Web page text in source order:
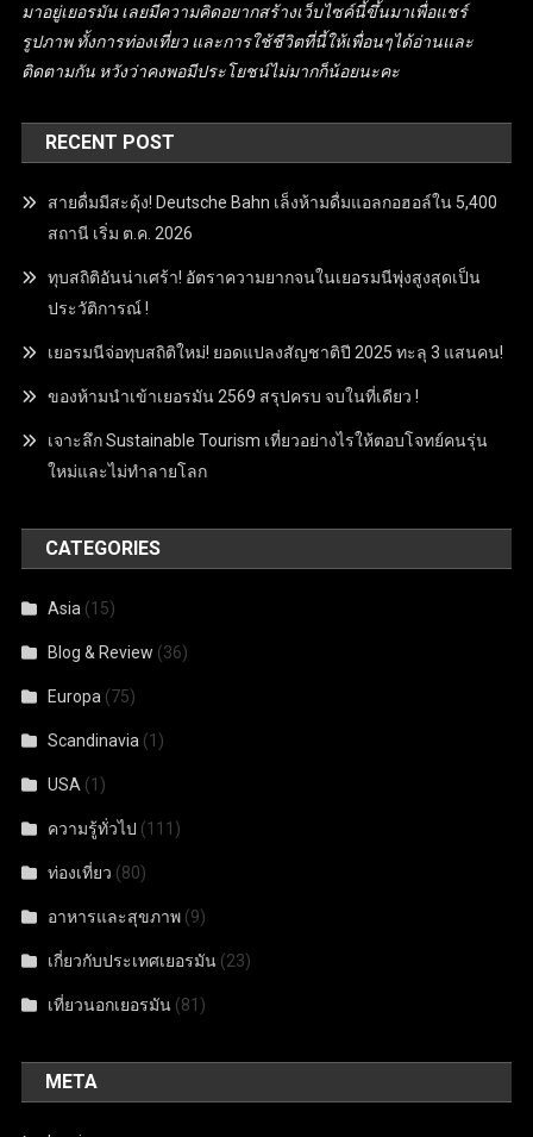
มาอยู่เยอรมัน เลยมีความคิดอยากสร้างเว็บไซค์นี้ขึ้นมาเพื่อแชร์
รูปภาพ ทั้งการท่องเที่ยว และการใช้ชีวิตที่นี้ให้เพื่อนๆได้อ่านและ
ติดตามกัน หวังว่าคงพอมีประโยชน์ไม่มากก็น้อยนะคะ
RECENT POST
สายดื่มมีสะดุ้ง! Deutsche Bahn เล็งห้ามดื่มแอลกอฮอล์ใน 5,400
สถานี เริ่ม ต.ค. 2026
ทุบสถิติอันน่าเศร้า! อัตราความยากจนในเยอรมนีพุ่งสูงสุดเป็น
ประวัติการณ์ !
เยอรมนีจ่อทุบสถิติใหม่! ยอดแปลงสัญชาติปี 2025 ทะลุ 3 แสนคน!
ของห้ามนำเข้าเยอรมัน 2569 สรุปครบ จบในที่เดียว !
เจาะลึก Sustainable Tourism เที่ยวอย่างไรให้ตอบโจทย์คนรุ่น
ใหม่และไม่ทำลายโลก
CATEGORIES
Asia (15)
Blog & Review (36)
Europa (75)
Scandinavia (1)
USA (1)
ความรู้ทั่วไป (111)
ท่องเที่ยว (80)
อาหารและสุขภาพ (9)
เกี่ยวกับประเทศเยอรมัน (23)
เที่ยวนอกเยอรมัน (81)
META